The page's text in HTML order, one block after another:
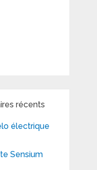
récents
électrique
Sensium